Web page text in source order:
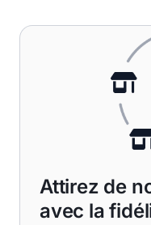
Attirez de
avec la